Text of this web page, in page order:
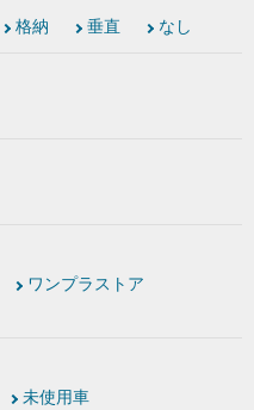
格納 垂直 なし
ワンプラストア
未使用車